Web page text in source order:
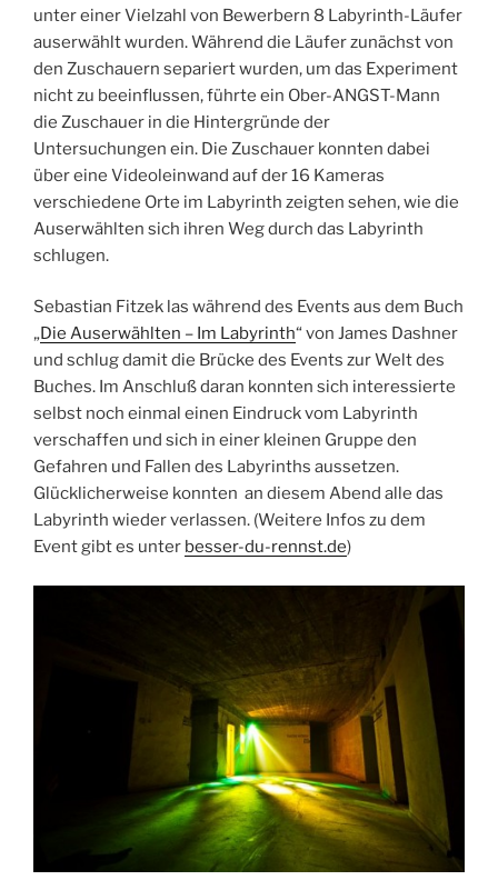
unter einer Vielzahl von Bewerbern 8 Labyrinth-Läufer
auserwählt wurden. Während die Läufer zunächst von
den Zuschauern separiert wurden, um das Experiment
nicht zu beeinflussen, führte ein Ober-ANGST-Mann
die Zuschauer in die Hintergründe der
Untersuchungen ein. Die Zuschauer konnten dabei
über eine Videoleinwand auf der 16 Kameras
verschiedene Orte im Labyrinth zeigten sehen, wie die
Auserwählten sich ihren Weg durch das Labyrinth
schlugen.
Sebastian Fitzek las während des Events aus dem Buch
„Die Auserwählten – Im Labyrinth“ von James Dashner
und schlug damit die Brücke des Events zur Welt des
Buches. Im Anschluß daran konnten sich interessierte
selbst noch einmal einen Eindruck vom Labyrinth
verschaffen und sich in einer kleinen Gruppe den
Gefahren und Fallen des Labyrinths aussetzen.
Glücklicherweise konnten an diesem Abend alle das
Labyrinth wieder verlassen. (Weitere Infos zu dem
Event gibt es unter besser-du-rennst.de)